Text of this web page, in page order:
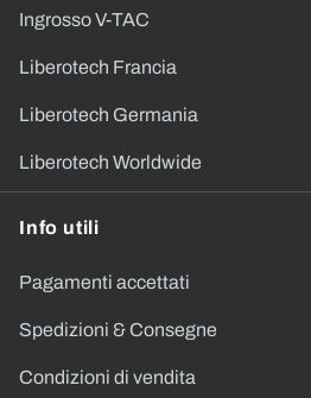
Ingrosso V-TAC
Liberotech Francia
Liberotech Germania
Liberotech Worldwide
Info utili
Pagamenti accettati
Spedizioni & Consegne
Condizioni di vendita